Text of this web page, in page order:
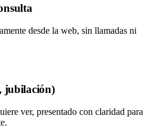
desde la web, sin llamadas ni
jubilación)
ver, presentado con claridad para